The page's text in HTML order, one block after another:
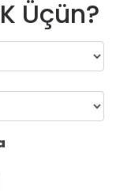
Üçün?